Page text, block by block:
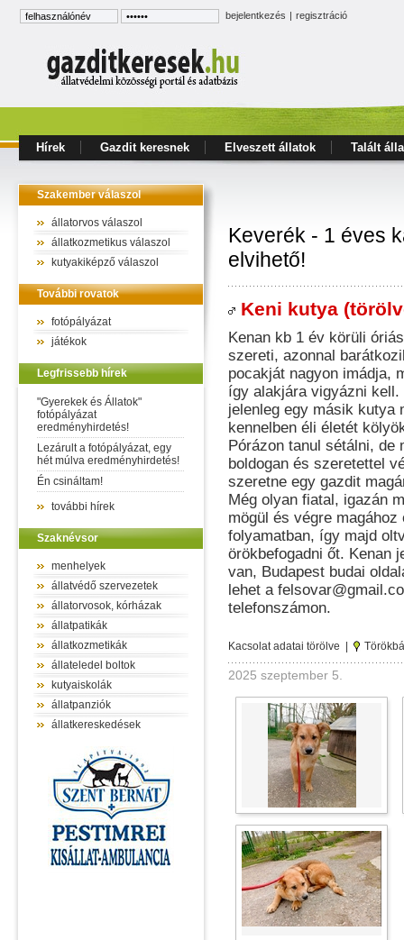
bejelentkezés | regisztráció
Hírek Gazdit keresnek Elveszett állatok Talált
Szakember válaszol
állatorvos válaszol
állatkozmetikus válaszol
kutyakiképző válaszol
További rovatok
fotópályázat
játékok
Legfrissebb hírek
"Gyerekek és Állatok"
fotópályázat
eredményhirdetés!
Lezárult a fotópályázat, egy
hét múlva eredményhirdetés!
Én csináltam!
további hírek
Szaknévsor
menhelyek
állatvédő szervezetek
állatorvosok, kórházak
állatpatikák
állatkozmetikák
állateledel boltok
kutyaiskolák
állatpanziók
állatkereskedések
Keverék - 1 éves
elvihető!
Keni kutya
Kenan kb 1 év körüli
szereti, azonnal
pocakját nagyon imádja,
így alakjára vigyázni
jelenleg egy másik kutya
kennelben éli életét
Pórázon tanul sétálni, de
boldogan és szeretettel
szeretne egy gazdit
Még olyan fiatal, igazán
mögül és végre
folyamatban, így majd
örökbefogadni őt. Kenan
van, Budapest budai
lehet a
telefonszámon.
Kacsolat adatai törölve |
2025 szeptember 5.